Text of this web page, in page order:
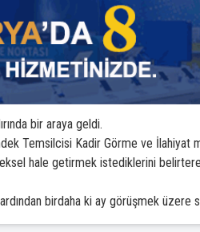
bir araya geldi.
Temsilcisi Kadir Görme ve İlahiyat
hale getirmek istediklerini
birdaha ki ay görüşmek üzere